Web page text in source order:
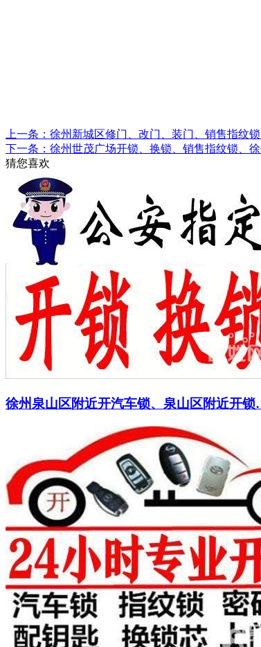
上一条：徐州新城区修门、改门、装门、销售指纹
下一条：徐州世茂广场开锁、换锁、销售指纹锁、
猜您喜欢
徐州泉山区附近开汽车锁、泉山区附近开